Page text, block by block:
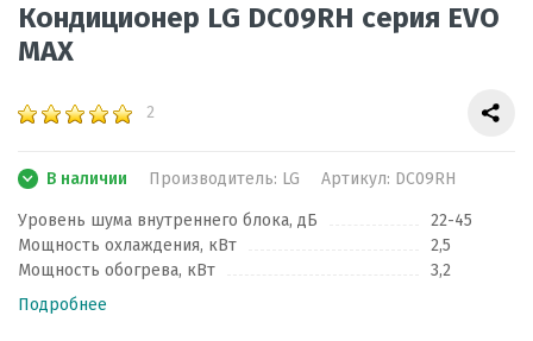
Кондиционер LG DC09RH серия EVO
MAX
2
В наличии Производитель: LG Артикул: DC09RH
Уровень шума внутреннего блока, дБ
22-45
Мощность охлаждения, кВт
2,5
Мощность обогрева, кВт
3,2
Подробнее